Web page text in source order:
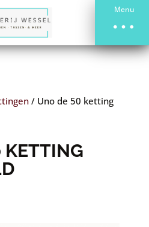
Menu
/ Uno de 50 ketting
KETTING